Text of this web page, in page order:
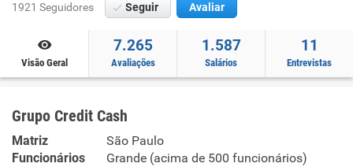
1921 Seguidores Seguir Avaliar
Visão Geral
7.265
Avaliações
1.587
Salários
11
Entrevistas
Grupo Credit Cash
Matriz
São Paulo
Funcionários
Grande (acima de 500 funcionários)